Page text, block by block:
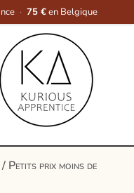
· 75 €en Belgique
/ Petits prix moins de